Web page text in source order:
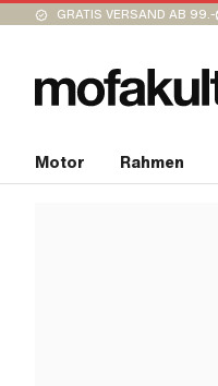
GRATIS VERSAND AB 99.-
Motor Rahmen